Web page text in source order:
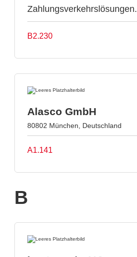
Zahlungsverkehrslösungen.
B2.230
Alasco GmbH
80802 München, Deutschland
A1.141
B